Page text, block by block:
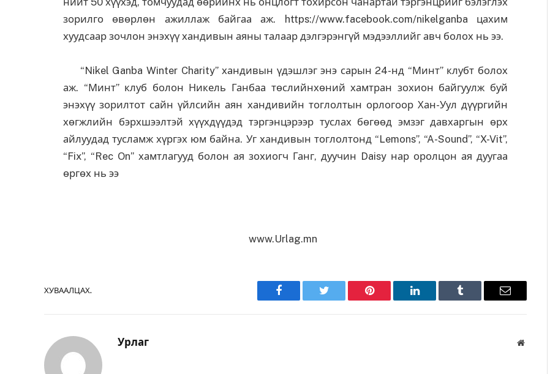
зорилго өвөрлөн ажиллаж байгаа аж. https://www.facebook.com/nikelganba цахим
хуудсаар зочлон энэхүү хандивын аяны талаар дэлгэрэнгүй мэдээллийг авч болох нь ээ.
“Nikel Ganba Winter Charity” хандивын үдэшлэг энэ сарын 24-нд “Минт” клубт болох
аж. “Минт” клуб болон Никель Ганбаа төслийнхөний хамтран зохион байгуулж буй
энэхүү зорилтот сайн үйлсийн аян хандивийн тоглолтын орлогоор Хан-Уул дүүргийн
хөгжлийн бэрхшээлтэй хүүхдүүдэд тэргэнцэрээр туслах бөгөөд эмзэг давхаргын өрх
айлуудад тусламж хүргэх юм байна. Уг хандивын тоглолтонд “Lemons”, “A-Sound”, “X-Vit”,
“Fix”, “Rec On” хамтлагууд болон ая зохиогч Ганг, дуучин Daisy нар оролцон ая дуугаа
өргөх нь ээ
www.Urlag.mn
ХУВААЛЦАХ.
Facebook Twitter Pinterest LinkedIn Tumblr Имэйл
Урлаг Вэбсайт